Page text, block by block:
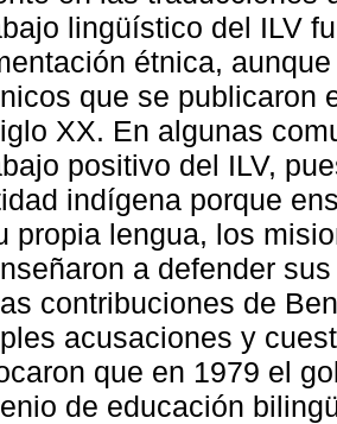
lingüístico del ILV
étnica,
que se publicaron
XX. En algunas
positivo del ILV,
indígena porque
propia lengua, los
a defender
contribuciones de
acusaciones y
que en 1979 el
de educación